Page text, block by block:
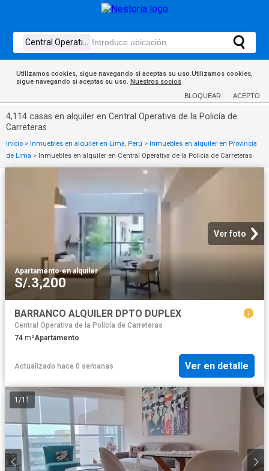
Utilizamos cookies, sigue navegando si aceptas su uso.Utilizamos cookies,
sigue navegando si aceptas su uso. Nuestros socios
BLOQUEAR ACEPTO
4,114 casas en alquiler en Central Operativa de la Policía de
Carreteras
Inicio > Inmuebles en alquiler en Lima, Perú > Inmuebles en alquiler en Provincia
de Lima > Inmuebles en alquiler en Central Operativa de la Policía de Carreteras
Ver foto
Apartamento·en alquiler
S/.3,200
BARRANCO ALQUILER DPTO DUPLEX
Central Operativa de la Policía de Carreteras
74 m²Apartamento
Actualizado hace 0 semanas Ver en detalle
1 /11